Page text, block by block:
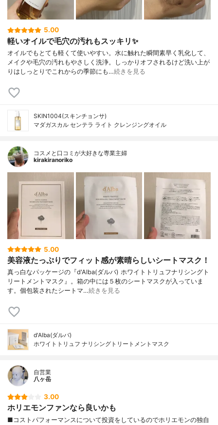
5.00
軽いオイルで毛穴の汚れもスッキリ✨
オイルでもとても軽くて使いやすい。水に触れた瞬間素早く乳化して、
メイクや毛穴の汚れもやさしく洗浄。しっかりオフされるけど洗い上が
りはしっとりでこれからの季節にも…続きを見る
SKIN1004(スキンチョンサ)
マダガスカル センテラ ライト クレンジングオイル
コスメと口コミが大好きな専業主婦
kirakiranoriko
5.00
美容液たっぷりでフィット感が素晴らしいシートマスク！
真っ白なパッケージの『d'Alba(ダルバ) ホワイトトリュフナリシングト
リートメントマスク』。箱の中には５枚のシートマスクが入っていま
す。個包装されたシートマ…続きを見る
d'Alba(ダルバ)
ホワイトトリュフ ナリシングトリートメントマスク
自営業
八ヶ岳
3.00
ホリエモンファンなら良いかも
■コストパフォーマンスについて投資をしているのでホリエモンの独自